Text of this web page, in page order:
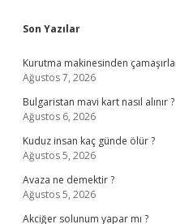
Sidebar
Son Yazılar
Kurutma makinesinden çamaşırlar
Ağustos 7, 2026
Bulgaristan mavi kart nasıl alınır ?
Ağustos 6, 2026
Kuduz insan kaç günde ölür ?
Ağustos 5, 2026
Avaza ne demektir ?
Ağustos 5, 2026
Akciğer solunum yapar mı ?